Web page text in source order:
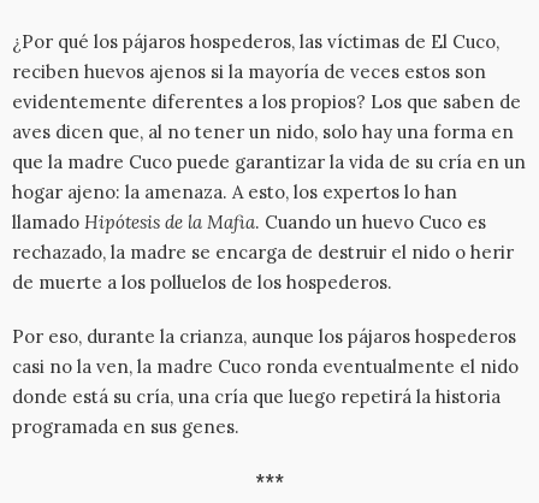
¿Por qué los pájaros hospederos, las víctimas de El Cuco,
reciben huevos ajenos si la mayoría de veces estos son
evidentemente diferentes a los propios? Los que saben de
aves dicen que, al no tener un nido, solo hay una forma en
que la madre Cuco puede garantizar la vida de su cría en un
hogar ajeno: la amenaza. A esto, los expertos lo han
llamado Hipótesis de la Mafia. Cuando un huevo Cuco es
rechazado, la madre se encarga de destruir el nido o herir
de muerte a los polluelos de los hospederos.
Por eso, durante la crianza, aunque los pájaros hospederos
casi no la ven, la madre Cuco ronda eventualmente el nido
donde está su cría, una cría que luego repetirá la historia
programada en sus genes.
***